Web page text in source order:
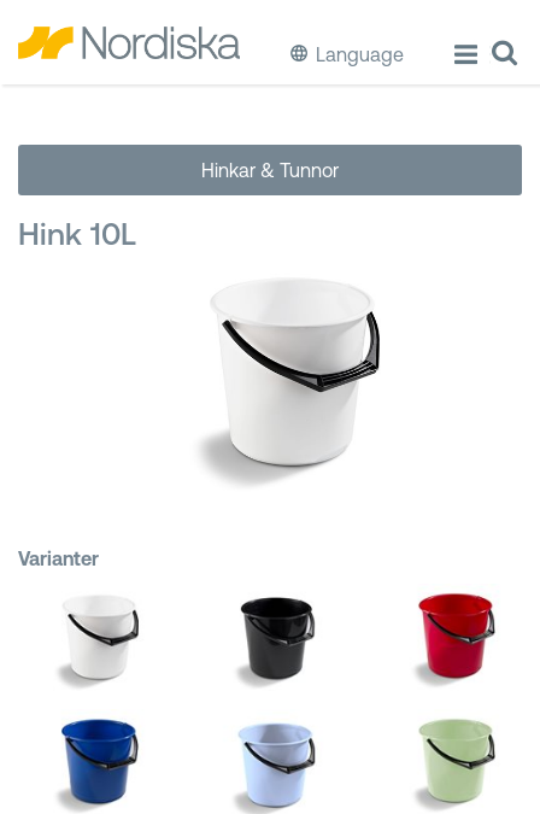
Language
Laga & Förvara mat
Äta & Dricka
Diska & Städa
Källsortering
Hinkar & Tunnor
Hink 10L
Varianter